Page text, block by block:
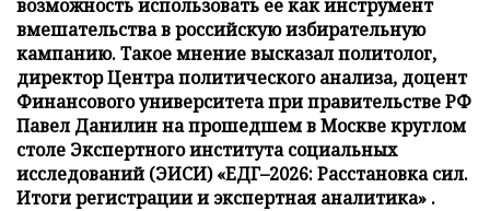
возможность использовать ее как инструмент
вмешательства в российскую избирательную
кампанию. Такое мнение высказал политолог,
директор Центра политического анализа, доцент
Финансового университета при правительстве РФ
Павел Данилин на прошедшем в Москве круглом
столе Экспертного института социальных
исследований (ЭИСИ) «ЕДГ–2026: Расстановка сил.
Итоги регистрации и экспертная аналитика» .